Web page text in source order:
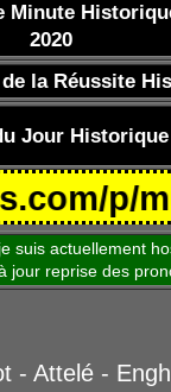
Minute
2020
la Réussite
Jour Historique
actuellement
des
- Attelé -